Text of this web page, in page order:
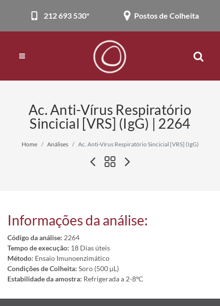
212 693 530* Postos de Colheita
Ac. Anti-Vírus Respiratório
Sincicial [VRS] (IgG) | 2264
Home Análises Ac. Anti-Vírus Respiratório Sincicial [VRS] (IgG)
Informações da análise:
Código da análise: 2264
Tempo de execução: 18 Dias úteis
Método: Ensaio Imunoenzimático
Condições de Colheita: Soro (500 µL)
Estabilidade da amostra: Refrigerada a 2-8ºC